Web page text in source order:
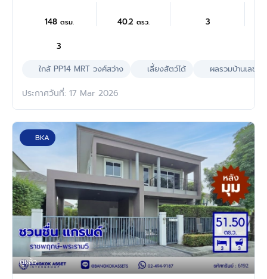
148 ตรม. 40.2 ตรว. 3
3
ใกล้ PP14 MRT วงศ์สว่าง
เลี้ยงสัตว์ได้ ผลรวมบ้านเลขที่
ประกาศวันที่: 17 Mar 2026
BKA
ดูแล้ว